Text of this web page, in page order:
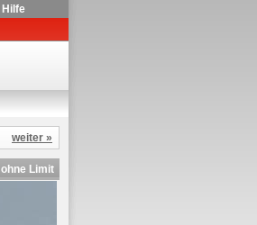
Hilfe
weiter »
ohne Limit